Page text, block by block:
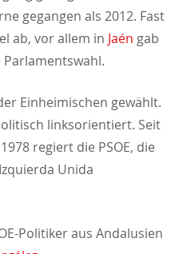
gegangen als 2012. Fast
ab, vor allem in Jaén gab
Einheimischen gewählt.
linksorientiert. Seit
regiert die PSOE, die
Unida
Politiker aus Andalusien